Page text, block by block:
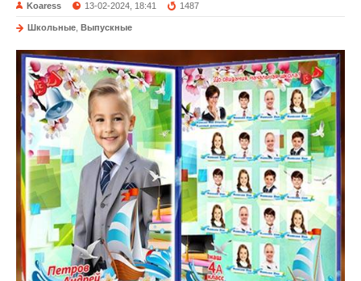
Koaress 13-02-2024, 18:41 1487
Школьные Выпускные